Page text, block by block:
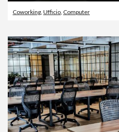
Coworking, Ufficio, Computer